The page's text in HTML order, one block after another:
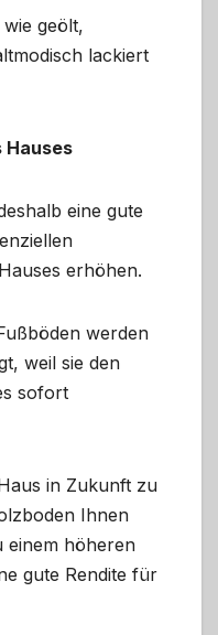
geölt,
lackiert
Hauses
eine gute
erhöhen.
werden
weil sie den
sofort
in Zukunft zu
Ihnen
einem höheren
gute Rendite für